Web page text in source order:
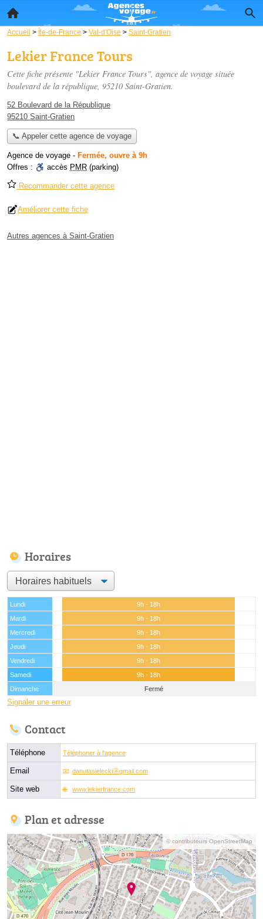
Accueil > Île-de-France > Val-d'Oise > Saint-Gratien
Lekier France Tours
Cette fiche présente "Lekier France Tours", agence de voyage située
boulevard de la république, 95210 Saint-Gratien.
52 Boulevard de la République
95210 Saint-Gratien
📞 Appeler cette agence de voyage
Agence de voyage - Fermée, ouvre à 9h
Offres :
accès PMR (parking)
Recommander cette agence
Améliorer cette fiche
Autres agences à Saint-Gratien
Horaires
Lundi
9h - 18h
Mardi
9h - 18h
Mercredi
9h - 18h
Jeudi
9h - 18h
Vendredi
9h - 18h
Samedi
9h - 18h
Dimanche
Fermé
Signaler une erreur
Contact
Téléphone Téléphoner à l'agence
Email danutasieleckiⓐgmail.com
Site web www.lekierfrance.com
Plan et adresse
© contributeurs OpenStreetMap